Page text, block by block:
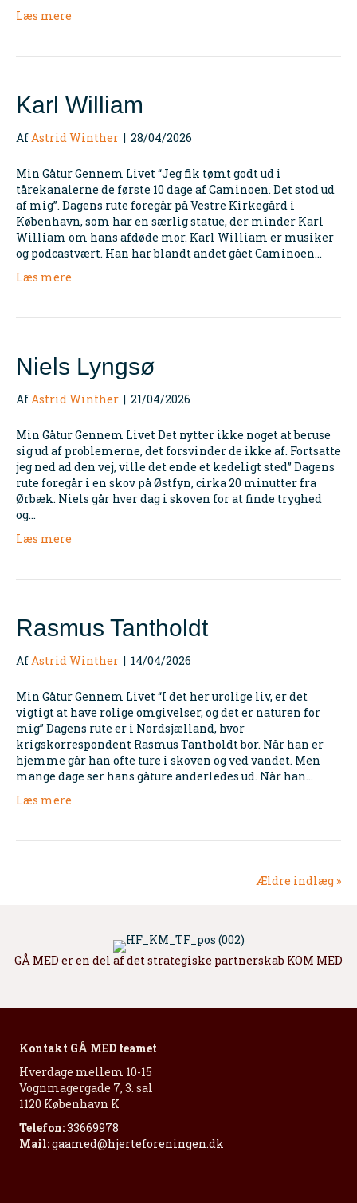
Læs mere
Karl William
Af Astrid Winther | 28/04/2026
Min Gåtur Gennem Livet “Jeg fik tømt godt ud i
tårekanalerne de første 10 dage af Caminoen. Det stod ud
af mig”. Dagens rute foregår på Vestre Kirkegård i
København, som har en særlig statue, der minder Karl
William om hans afdøde mor. Karl William er musiker
og podcastvært. Han har blandt andet gået Caminoen…
Læs mere
Niels Lyngsø
Af Astrid Winther | 21/04/2026
Min Gåtur Gennem Livet Det nytter ikke noget at beruse
sig ud af problemerne, det forsvinder de ikke af. Fortsatte
jeg ned ad den vej, ville det ende et kedeligt sted” Dagens
rute foregår i en skov på Østfyn, cirka 20 minutter fra
Ørbæk. Niels går hver dag i skoven for at finde tryghed
og…
Læs mere
Rasmus Tantholdt
Af Astrid Winther | 14/04/2026
Min Gåtur Gennem Livet “I det her urolige liv, er det
vigtigt at have rolige omgivelser, og det er naturen for
mig” Dagens rute er i Nordsjælland, hvor
krigskorrespondent Rasmus Tantholdt bor. Når han er
hjemme går han ofte ture i skoven og ved vandet. Men
mange dage ser hans gåture anderledes ud. Når han…
Læs mere
Ældre indlæg »
GÅ MED er en del af det strategiske partnerskab KOM MED
Kontakt GÅ MED teamet
Hverdage mellem 10-15
Vognmagergade 7, 3. sal
1120 København K
Telefon:33669978
Mail:gaamed@hjerteforeningen.dk